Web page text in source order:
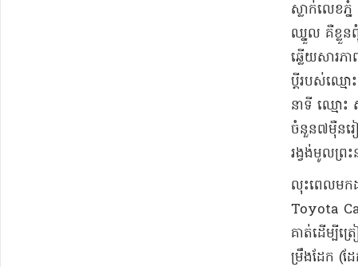
ស្លាក់​លេខ​
ឈ្នួល គឺ​ខ្លួន​
ឆ្លើយ​សារភ
ប្តី​របស់​ឈ្មោ
នាទី ឈ្មោ
ចំនួន​៧​ម៉ឺន​រ
រង្វង់​មូល​ព្រ
លុះ​ពេលមក
Toyota
គាត់​ដើម្បី​ត្
ម្រឹ​ង​ដែក (​